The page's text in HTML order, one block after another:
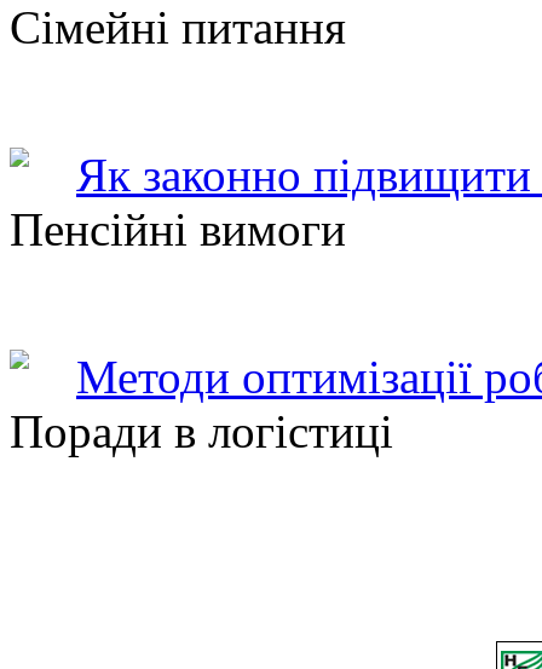
Сімейні питання
Як законно підвищити
Пенсійні вимоги
Методи оптимізації
Поради в логістиці